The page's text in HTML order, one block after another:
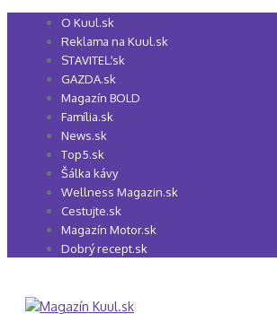
Preskočiť
O Kuul.sk
Reklama na Kuul.sk
STAVITEĽ.sk
GAZDA.sk
Magazín BOLD
Família.sk
News.sk
Top5.sk
Šálka kávy
Wellness Magazin.sk
Cestujte.sk
Magazín Motor.sk
Dobrý recept.sk